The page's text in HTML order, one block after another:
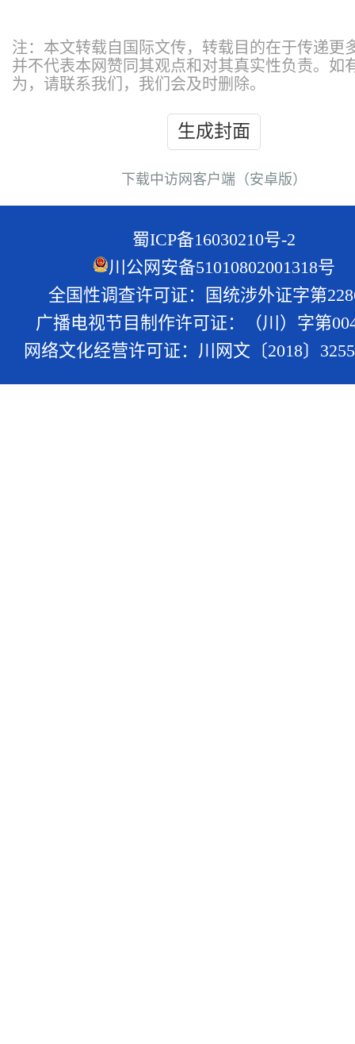
注：本文转载自国际文传，转载目的在于传递更
并不代表本网赞同其观点和对其真实性负责。如
为，请联系我们，我们会及时删除。
生成封面
下载中访网客户端（安卓版）
蜀ICP备16030210号-2
川公网安备51010802001318号
全国性调查许可证：国统涉外证字第
广播电视节目制作许可证：（川）字第
网络文化经营许可证：川网文〔2018〕